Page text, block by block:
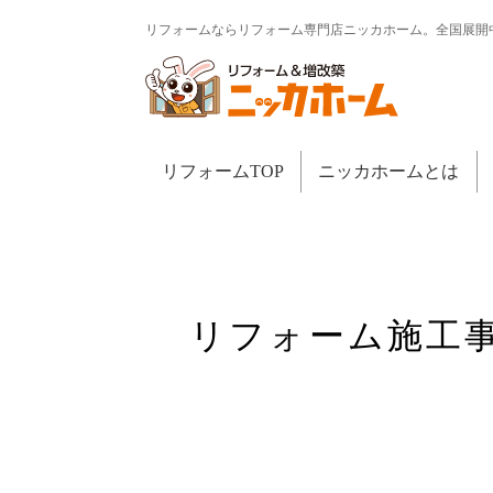
リフォームならリフォーム専門店ニッカホーム。全国展開
リフォームTOP ニッカホームとは
リフォーム施工